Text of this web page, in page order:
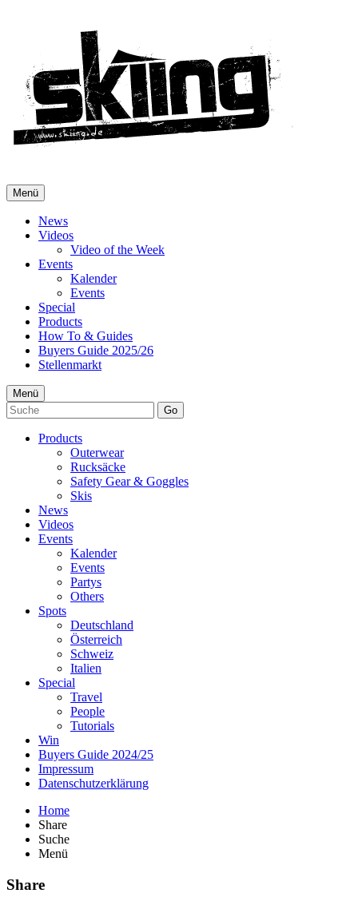
Menü
News
Videos
Video of the Week
Events
Kalender
Events
Special
Products
How To & Guides
Buyers Guide 2025/26
Stellenmarkt
Menü
Go
Products
Outerwear
Rucksäcke
Safety Gear & Goggles
Skis
News
Videos
Events
Kalender
Events
Partys
Others
Spots
Deutschland
Österreich
Schweiz
Italien
Special
Travel
People
Tutorials
Win
Buyers Guide 2024/25
Impressum
Datenschutzerklärung
Home
Share
Suche
Menü
Share